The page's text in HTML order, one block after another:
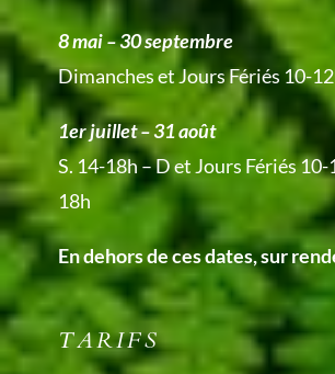
8 mai – 30 septembre
Dimanches et Jours Fériés 10-
1er juillet – 31 août
S. 14-18h – D et Jours Fériés
18h
En dehors de ces dates, sur
TARIFS